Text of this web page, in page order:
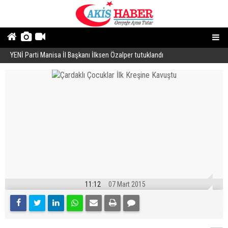
YENİ Parti Manisa İl Başkanı İlksen Özalper tutuklandı
11:12 07 Mart 2015